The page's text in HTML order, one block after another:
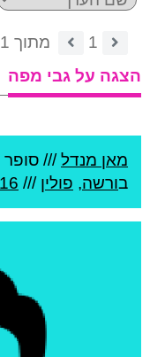
1 מתוך 1.
הצגה על גבי מפה
מאן מנדל/// סופר
בורשה, פולין ///